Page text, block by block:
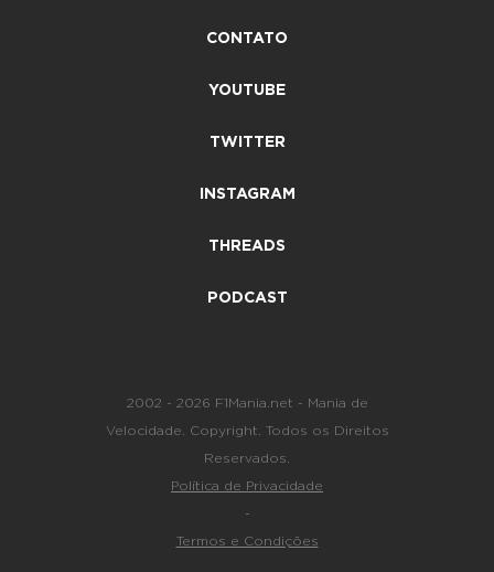
CONTATO
YOUTUBE
TWITTER
INSTAGRAM
THREADS
PODCAST
2002 - 2026 F1Mania.net - Mania de
Velocidade. Copyright. Todos os Direitos
Reservados.
Política de Privacidade
-
Termos e Condições